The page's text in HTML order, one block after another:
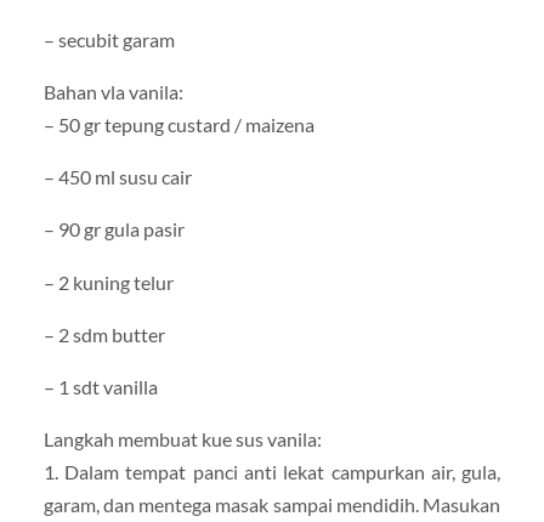
– secubit garam
Bahan vla vanila:
– 50 gr tepung custard / maizena
– 450 ml susu cair
– 90 gr gula pasir
– 2 kuning telur
– 2 sdm butter
– 1 sdt vanilla
Langkah membuat kue sus vanila:
1. Dalam tempat panci anti lekat campurkan air, gula,
garam, dan mentega masak sampai mendidih. Masukan